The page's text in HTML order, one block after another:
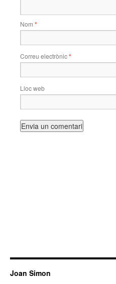
Nom *
Correu electrònic*
Lloc web
Joan Simon